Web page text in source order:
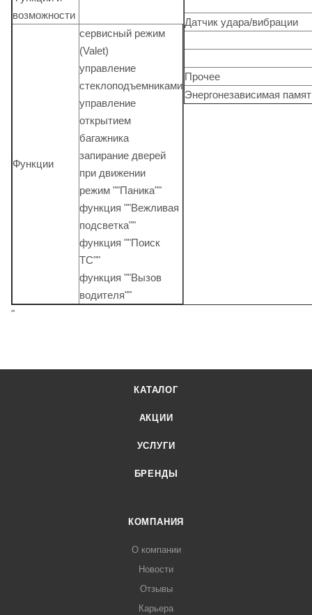
возможности
Функции
сервисный режим
(Valet)
управление
стеклоподъемниками
управление
открытием
багажника
запирание дверей
при движении
режим ""Паника""
функция ""Вежливая
подсветка""
функция ""Поиск
ТС""
функция ""Вызов
водителя""
Датчик удара/вибрации
Прочее
Энергонезависимая
"
КАТАЛОГ
АКЦИИ
УСЛУГИ
БРЕНДЫ
КОМПАНИЯ
О компании
Новости
Отзывы
Карьера